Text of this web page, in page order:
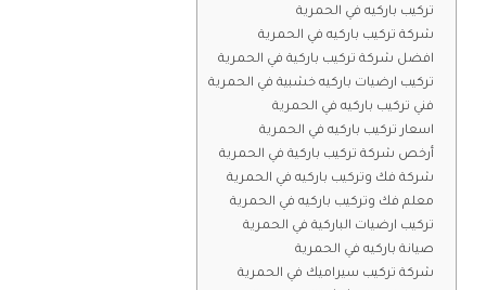
تركيب باركيه في الحمرية
شركة تركيب باركيه في الحمرية
افضل شركة تركيب باركية في الحمرية
تركيب ارضيات باركيه خشبية في الحمرية
فني تركيب باركيه في الحمرية
اسعار تركيب باركيه في الحمرية
أرخص شركة تركيب باركية في الحمرية
شركة فك وتركيب باركيه في الحمرية
معلم فك وتركيب باركيه في الحمرية
تركيب ارضيات الباركية في الحمرية
صيانة باركيه في الحمرية
شركة تركيب سيراميك في الحمرية